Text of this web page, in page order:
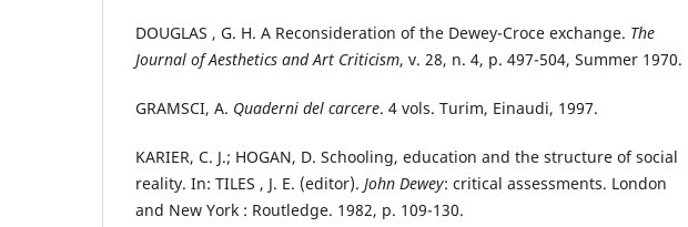
DOUGLAS , G. H. A Reconsideration of the Dewey-Croce exchange. The
Journal of Aesthetics and Art Criticism, v. 28, n. 4, p. 497-504, Summer 1970.
GRAMSCI, A. Quaderni del carcere. 4 vols. Turim, Einaudi, 1997.
KARIER, C. J.; HOGAN, D. Schooling, education and the structure of social
reality. In: TILES , J. E. (editor). John Dewey: critical assessments. London
and New York : Routledge. 1982, p. 109-130.